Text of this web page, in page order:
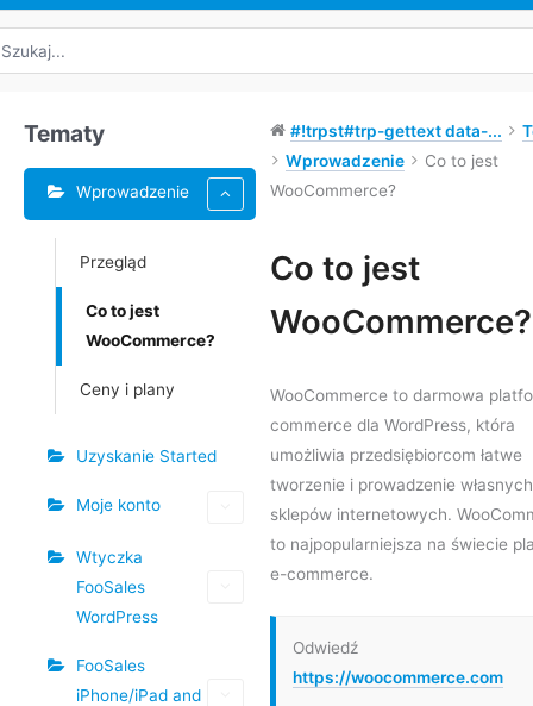
Tematy
Wprowadzenie
Przegląd
Co to jest
WooCommerce?
Ceny i plany
Uzyskanie Started
Moje konto
Wtyczka
FooSales
WordPress
FooSales
iPhone/iPad and
#!trpst#trp-gettext data-...
Wprowadzenie
Co to jest
WooCommerce?
Co to jest
WooCommerce?
WooCommerce to darmowa
commerce dla WordPress, która
umożliwia przedsiębiorcom łatwe
tworzenie i prowadzenie własnych
sklepów internetowych.
to najpopularniejsza na świecie
e-commerce.
Odwiedź
https://woocommerce.com
Tagi
po